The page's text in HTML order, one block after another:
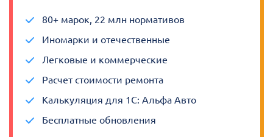
80+ марок, 22 млн нормативов
Иномарки и отечественные
Легковые и коммерческие
Расчет стоимости ремонта
Калькуляция для 1С: Альфа Авто
Бесплатные обновления